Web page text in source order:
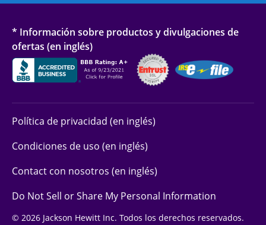
* Información sobre productos y divulgaciones de
ofertas (en inglés)
Política de privacidad (en inglés)
Condiciones de uso (en inglés)
Contact con nosotros (en inglés)
Do Not Sell or Share My Personal Information
© 2026 Jackson Hewitt Inc. Todos los derechos reservados.